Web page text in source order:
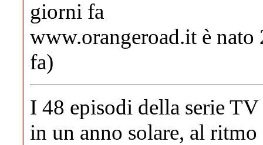
giorni fa
www.orangeroad.it è nato
fa)
I 48 episodi della serie
in un anno solare, al